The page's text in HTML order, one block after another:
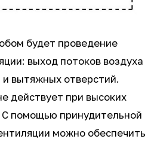
будет проведение
выход потоков воздуха
вытяжных отверстий.
действует при высоких
помощью принудительной
можно обеспечить